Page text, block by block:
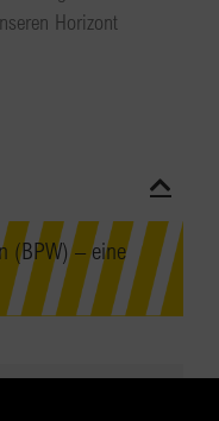
Horizont
(BPW) – eine